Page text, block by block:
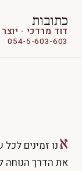
כתובות
דוד מרדכי · יוצר
054-5-603-603
אנו זמינים
את הדרך הנוחה